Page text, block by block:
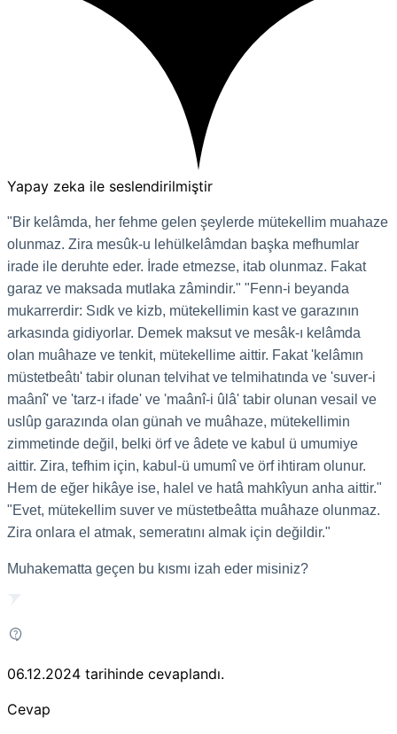
Yapay zeka ile seslendirilmiştir
"Bir kelâmda, her fehme gelen şeylerde mütekellim muahaze
olunmaz. Zira mesûk-u lehülkelâmdan başka mefhumlar
irade ile deruhte eder. İrade etmezse, itab olunmaz. Fakat
garaz ve maksada mutlaka zâmindir." "Fenn-i beyanda
mukarrerdir: Sıdk ve kizb, mütekellimin kast ve garazının
arkasında gidiyorlar. Demek maksut ve mesâk-ı kelâmda
olan muâhaze ve tenkit, mütekellime aittir. Fakat 'kelâmın
müstetbeâtı' tabir olunan telvihat ve telmihatında ve 'suver-i
maânî' ve 'tarz-ı ifade' ve 'maânî-i ûlâ' tabir olunan vesail ve
uslûp garazında olan günah ve muâhaze, mütekellimin
zimmetinde değil, belki örf ve âdete ve kabul ü umumiye
aittir. Zira, tefhim için, kabul-ü umumî ve örf ihtiram olunur.
Hem de eğer hikâye ise, halel ve hatâ mahkîyun anha aittir."
"Evet, mütekellim suver ve müstetbeâtta muâhaze olunmaz.
Zira onlara el atmak, semeratını almak için değildir."
Muhakematta geçen bu kısmı izah eder misiniz?
06.12.2024 tarihinde cevaplandı.
Cevap